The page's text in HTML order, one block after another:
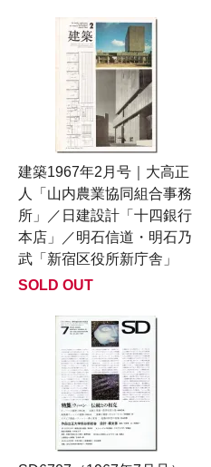
建築1967年2月号｜大高正
人「山内農業協同組合事務
所」／日建設計「十四銀行
本店」／明石信道・明石乃
武「新宿区役所新庁舎」
SOLD OUT